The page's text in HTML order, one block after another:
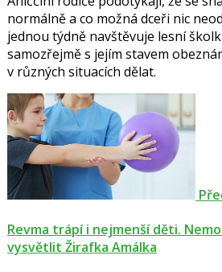
normálně a co možná dceři nic
jednou týdně navštěvuje lesní
samozřejmě s jejím stavem
v různých situacích dělat.
Revma trápí i nejmenší děti.
vysvětlit Žirafka Amálka